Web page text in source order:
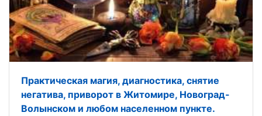
Практическая магия, диагностика, снятие
негатива, приворот в Житомире, Новоград-
Волынском и любом населенном пункте.